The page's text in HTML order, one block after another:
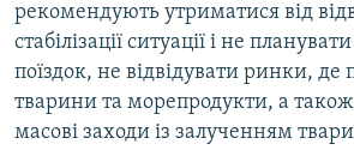
рекомендують утриматися від
стабілізації ситуації і не
поїздок, не відвідувати ринки, де
тварини та морепродукти, а
масові заходи із залученням